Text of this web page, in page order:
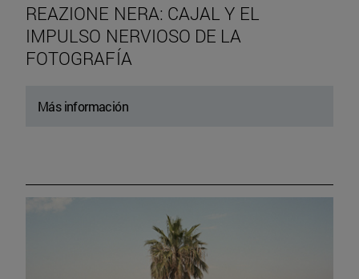
REAZIONE NERA: CAJAL Y EL
IMPULSO NERVIOSO DE LA
FOTOGRAFÍA
Más información